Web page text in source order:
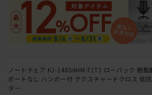
ノートチェア KJ-146SAHM-T1T1 ローバック 樹脂
ポートなし ハンガー付 テクスチャードクロス 抵
ター